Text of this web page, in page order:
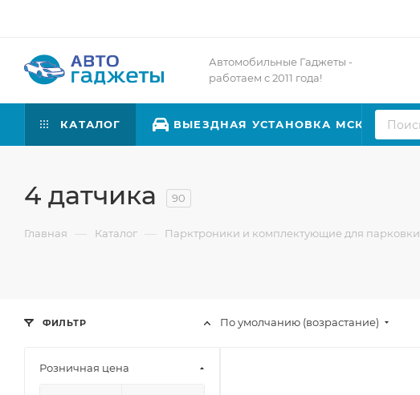
Автомобильные Гаджеты -
работаем с 2011 года!
КАТАЛОГ ВЫЕЗДНАЯ УСТАНОВКА МСК
4 датчика 90
Главная — Каталог — Парктроники и комплектующие для парковки
По умолчанию (возрастание)
ФИЛЬТР
Розничная цена